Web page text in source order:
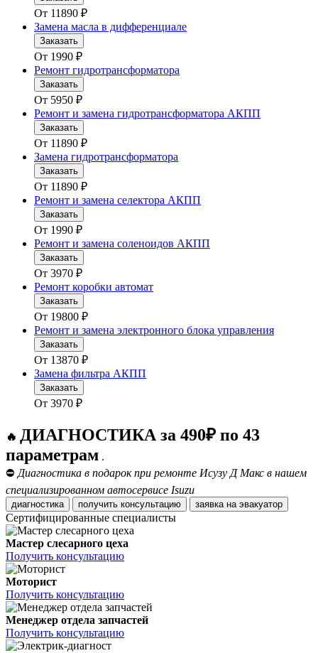
От 11890 ₽
Замена масла в дифференциале
Заказать
От 1990 ₽
Ремонт гидротрансформатора
Заказать
От 5950 ₽
Ремонт и замена гидротрансформатора АКПП
Заказать
От 11890 ₽
Замена гидротрансформатора
Заказать
От 11890 ₽
Ремонт и замена селектора АКПП
Заказать
От 1990 ₽
Ремонт и замена соленоидов АКПП
Заказать
От 3970 ₽
Ремонт коробки автомат
Заказать
От 19800 ₽
Ремонт и замена электронного блока управления
Заказать
От 13870 ₽
Замена фильтра АКПП
Заказать
От 3970 ₽
🔥 ДИАГНОСТИКА за 490₽ по 43
параметрам .
⛔ Диагностика в подарок при ремонте Исузу Д Макс в нашем
специализированном автосервисе Isuzu
диагностика получить консультацию заявка на эвакуатор
Сертифицированные специалисты
Мастер слесарного цеха
Получить консультацию
Моторист
Получить консультацию
Менеджер отдела запчастей
Получить консультацию